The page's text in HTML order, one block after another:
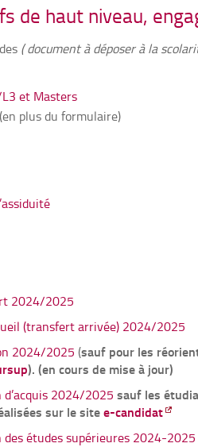
de haut niveau,
( document à déposer à la
et Masters
(en plus du formulaire)
2024/2025
(transfert arrivée) 2024/2025
2024/2025 (sauf pour les
). (en cours de mise à jour)
2024/2025 sauf les
sur le sitee-candidat
des études supérieures 2024-2025